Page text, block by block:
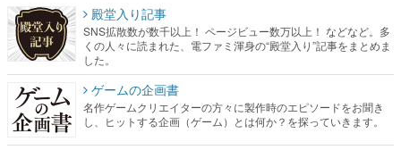
殿堂入り記事
SNS拡散数が数千以上！ ページビュー数万以上！ などなど。多
くの人々に読まれた、電ファミ渾身の“殿堂入り”記事をまとめま
した。
ゲームの企画書
名作ゲームクリエイターの方々に製作時のエピソードをお聞き
し、ヒットする企画（ゲーム）とは何か？を探っていきます。